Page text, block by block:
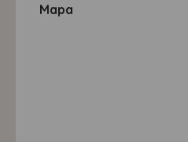
Mapa